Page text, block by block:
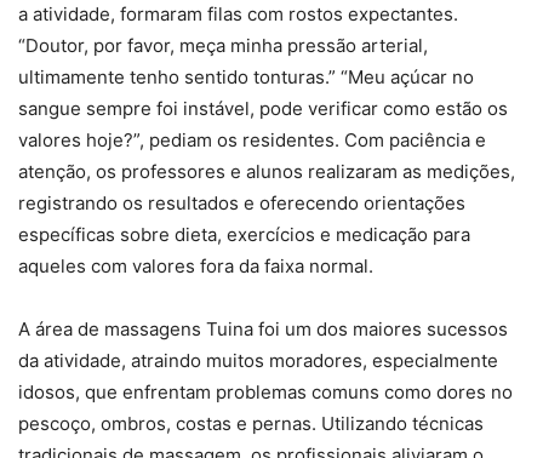
a atividade, formaram filas com rostos expectantes.
“Doutor, por favor, meça minha pressão arterial,
ultimamente tenho sentido tonturas.” “Meu açúcar no
sangue sempre foi instável, pode verificar como estão os
valores hoje?”, pediam os residentes. Com paciência e
atenção, os professores e alunos realizaram as medições,
registrando os resultados e oferecendo orientações
específicas sobre dieta, exercícios e medicação para
aqueles com valores fora da faixa normal.
A área de massagens Tuina foi um dos maiores sucessos
da atividade, atraindo muitos moradores, especialmente
idosos, que enfrentam problemas comuns como dores no
pescoço, ombros, costas e pernas. Utilizando técnicas